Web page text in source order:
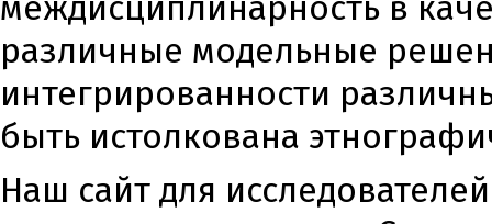
различные модельные
интегрированности
быть истолкована
Наш сайт для